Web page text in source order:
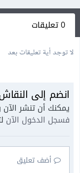
0 تعليقات
لا توجد أية تعليقات بعد
انضم إلى
يمكنك أن تنشر
فسجل الدخول الآن
أضف تعليق